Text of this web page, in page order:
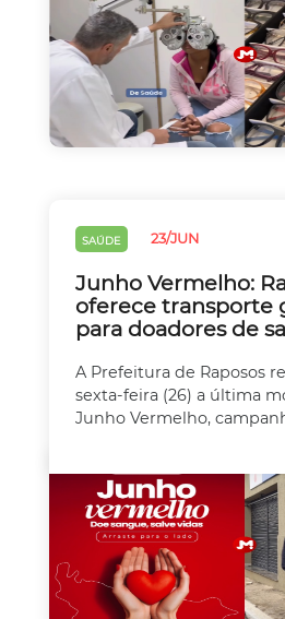
SAÚDE 23/JUN
Junho Vermelho:
oferece transporte
para doadores de
A Prefeitura de Raposos
sexta-feira (26) a última
Junho Vermelho,